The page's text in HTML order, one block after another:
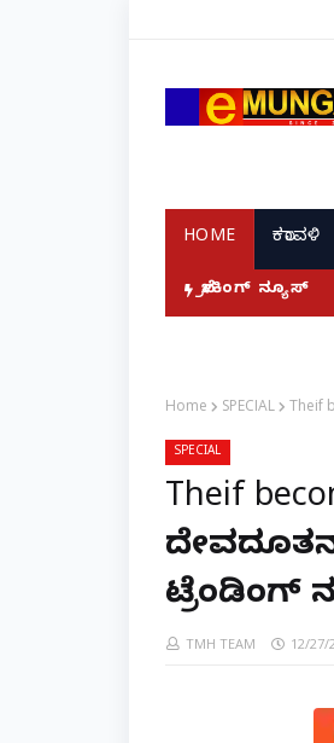
HOME ಕರಾವಳಿ
ಬ್ರೇಕಿಂಗ್ ನ್ಯೂಸ್
Home SPECIAL Theif
SPECIAL
Theif
ಟ್ರೆಂಡಿಂಗ್
TMH TEAM 12/27/